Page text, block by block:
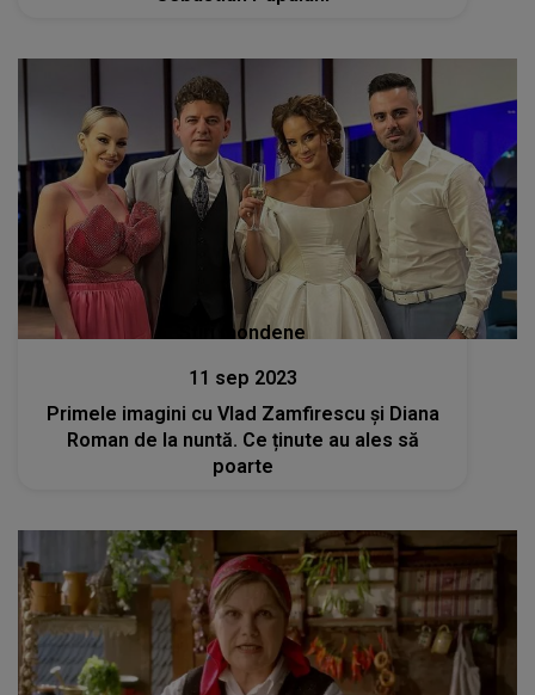
Stiri mondene
11 sep 2023
Primele imagini cu Vlad Zamfirescu și Diana
Roman de la nuntă. Ce ținute au ales să
poarte